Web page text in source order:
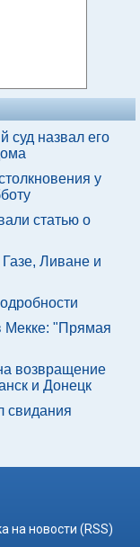
суд назвал его
у
статью о
Ливане и
Мекке: "Прямая
возвращение
и Донецк
свидания
на новости (RSS)